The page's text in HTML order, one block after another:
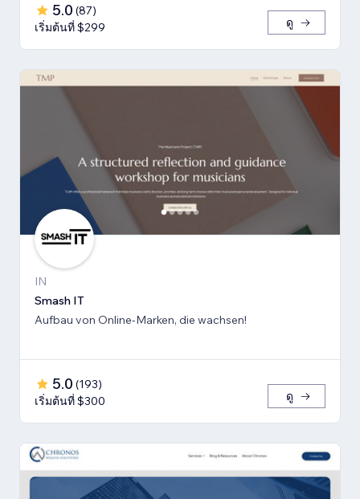
5.0 (87)
เริ่มต้นที่ $299
ดู
IN
Smash IT
Aufbau von Online-Marken, die wachsen!
5.0 (193)
เริ่มต้นที่ $300
ดู